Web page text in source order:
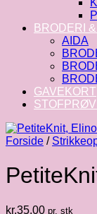
BRODERI
AIDA
GAVEKORT
Forside /
kr.35.00 pr. stk